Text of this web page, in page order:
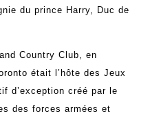
du prince Harry, Duc de
Country Club, en
était l’hôte des Jeux
d’exception créé par le
des forces armées et